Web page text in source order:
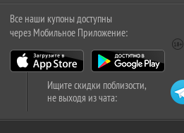
Все наши купоны доступны
через Мобильное Приложение:
Ищите скидки поблизости,
не выходя из чата: